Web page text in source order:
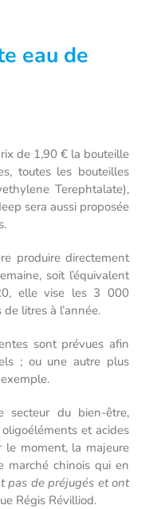
eau de
de 1,90 € la bouteille
toutes les bouteilles
Terephtalate),
sera aussi proposée
produire directement
soit l’équivalent
elle vise les 3 000
litres à l’année.
sont prévues afin
; ou une autre plus
secteur du bien-être,
et acides
le moment, la majeure
marché chinois qui en
pas de préjugés et ont
Régis Révilliod.